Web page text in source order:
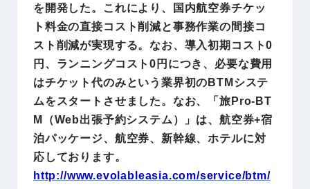
を開発した。これにより、国内航空券チケッ
ト料金の直接コスト削減と事務作業の間接コ
スト削減が実現する。なお、導入初期コスト0
円、ランニングコスト0円につき、必要な費用
はチケット代のみという業界初のBTMシステ
ムをスタートさせました。なお、「旅Pro-BT
M（Web出張予約システム）」は、航空券+宿
泊パッケージ、航空券、新幹線、ホテルに対
応しております。
http://www.evolableasia.com/service/btm/